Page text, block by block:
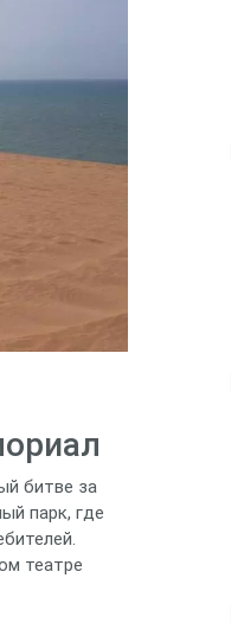
битве за
парк, где
театре